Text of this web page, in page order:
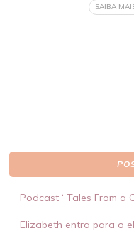
SAIBA
Podcast ‘ Tales From a
Elizabeth entra para o